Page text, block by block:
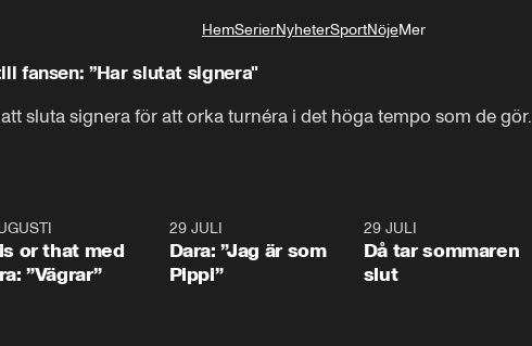
HemSerierNyheterSportNöjeMer
fansen: ”Har slutat signera"
sluta signera för att orka turnéra i det höga tempo som de gör.
or that med
”Vägrar”
29 JULI
Dara: ”Jag är som
Pippi”
29 JULI
Då tar sommaren
slut